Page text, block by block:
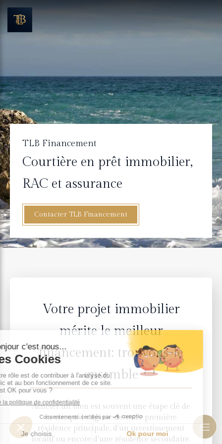
TLB Financement
Courtière en prêt immobilier,
RAC et assurance
Contacter TLB Financement
Votre projet immobilier
mérite le meilleur
financement: trouvons-le
ensemble
Acheter un bien est souvent une étape clé de
la vie, qu'il s'agisse de votre première
résidence principale, d'un investissement
locatif ou encore d'une résidence secondaire.